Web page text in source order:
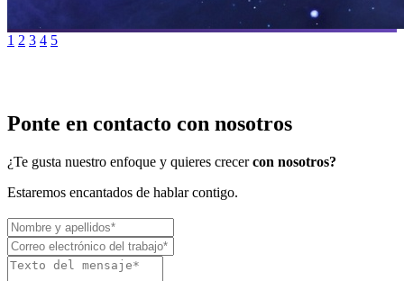
1 2 3 4 5
Ponte en contacto con nosotros
¿Te gusta nuestro enfoque y quieres crecer con nosotros?
Estaremos encantados de hablar contigo.